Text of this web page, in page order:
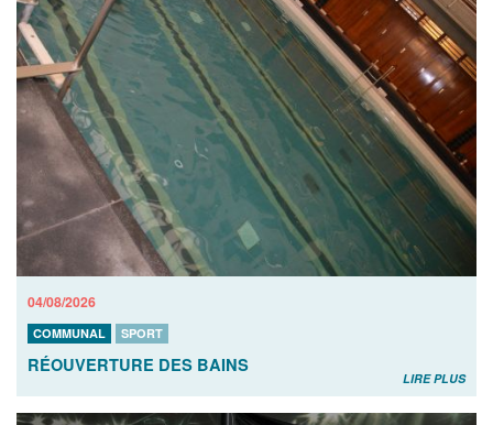
04/08/2026
COMMUNAL SPORT
RÉOUVERTURE DES BAINS
LIRE PLUS